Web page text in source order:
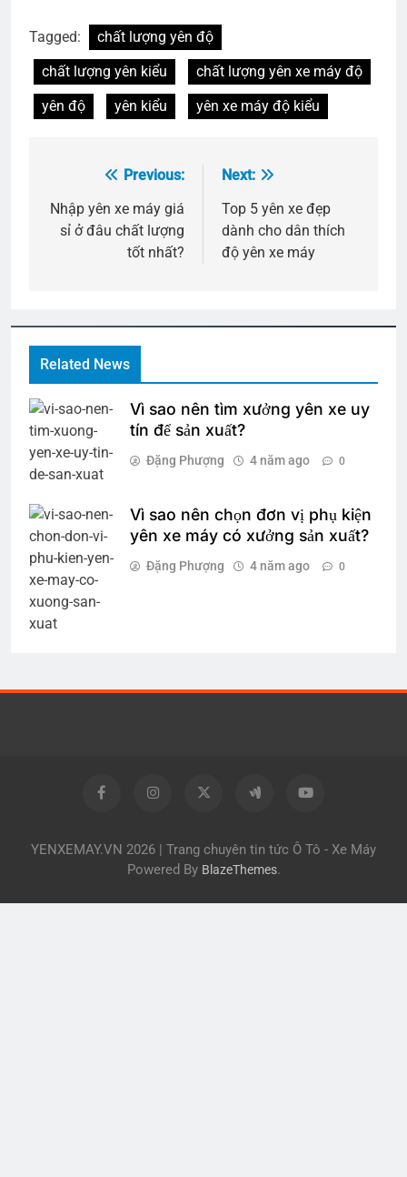
Tagged:
chất lượng yên độ
chất lượng yên kiểu
chất lượng yên xe máy độ
yên độ
yên kiểu yên xe máy độ kiểu
hướng
Previous:
Nhập yên xe máy giá
sỉ ở đâu chất lượng
tốt nhất?
Next:
Top 5 yên xe đẹp
dành cho dân thích
độ yên xe máy
Related News
Vì sao nên tìm xưởng yên xe uy
tín để sản xuất?
Đặng Phượng 4 năm ago 0
Vì sao nên chọn đơn vị phụ kiện
yên xe máy có xưởng sản xuất?
Đặng Phượng 4 năm ago 0
YENXEMAY.VN 2026 | Trang chuyên tin tức Ô Tô - Xe Máy
Powered By BlazeThemes.